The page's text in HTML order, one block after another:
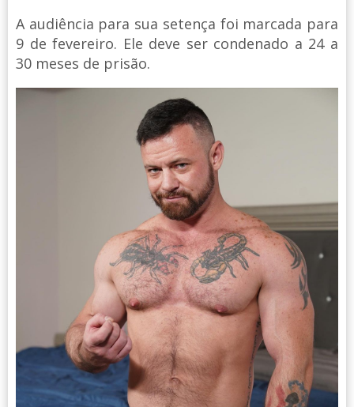
A audiência para sua setença foi marcada para
9 de fevereiro. Ele deve ser condenado a 24 a
30 meses de prisão.